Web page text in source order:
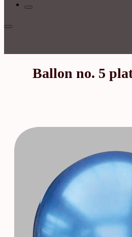
Ballon no. 5